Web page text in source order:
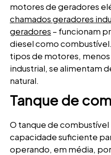
motores de geradores
chamados geradores
geradores – funcionam
diesel como
tipos de motores,
industrial, se alimentam
natural.
Tanque de
O tanque de
capacidade suficiente
operando, em média, por